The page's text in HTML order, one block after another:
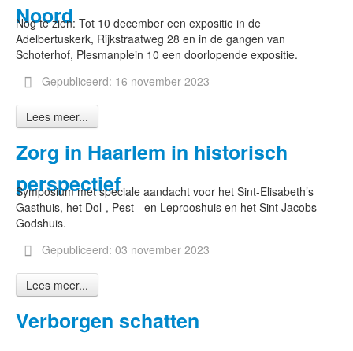
Noord
Nog te zien: Tot 10 december een expositie in de
Adelbertuskerk, Rijkstraatweg 28 en in de gangen van
Schoterhof, Plesmanplein 10 een doorlopende expositie.
Gepubliceerd: 16 november 2023
Lees meer...
Zorg in Haarlem in historisch
perspectief
Symposium met speciale aandacht voor het Sint-Elisabeth’s
Gasthuis, het Dol-, Pest- en Leprooshuis en het Sint Jacobs
Godshuis.
Gepubliceerd: 03 november 2023
Lees meer...
Verborgen schatten